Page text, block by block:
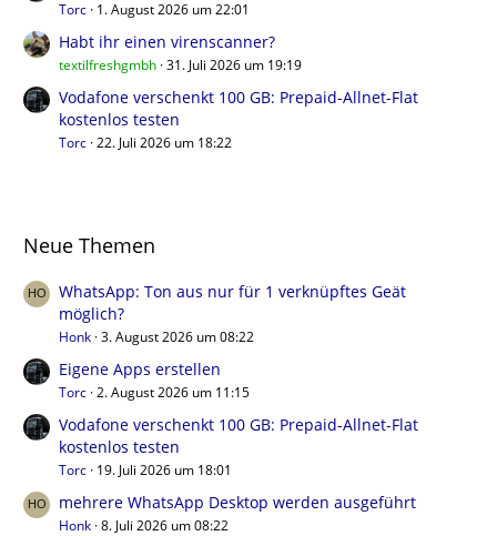
Torc 1. August 2026 um 22:01
Habt ihr einen virenscanner?
textilfreshgmbh 31. Juli 2026 um 19:19
Vodafone verschenkt 100 GB: Prepaid-Allnet-Flat
kostenlos testen
Torc 22. Juli 2026 um 18:22
Neue Themen
WhatsApp: Ton aus nur für 1 verknüpftes Geät
möglich?
Honk 3. August 2026 um 08:22
Eigene Apps erstellen
Torc 2. August 2026 um 11:15
Vodafone verschenkt 100 GB: Prepaid-Allnet-Flat
kostenlos testen
Torc 19. Juli 2026 um 18:01
mehrere WhatsApp Desktop werden ausgeführt
Honk 8. Juli 2026 um 08:22